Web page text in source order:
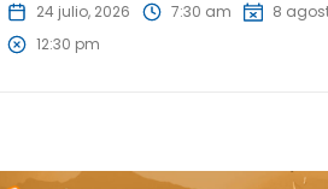
24 julio, 2026 7:30 am
8
12:30 pm